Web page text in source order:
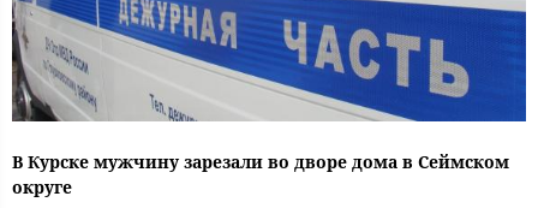
В Курске мужчину зарезали во дворе дома в Сеймском
округе